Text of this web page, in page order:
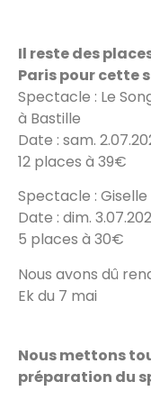
Il reste des
Paris pour cette
Spectacle : Le
à Bastille
Date : sam.
12 places à 39€
Spectacle :
Date : dim.
5 places à 30€
Nous avons dû
Ek du 7 mai
Nous mettons
préparation du